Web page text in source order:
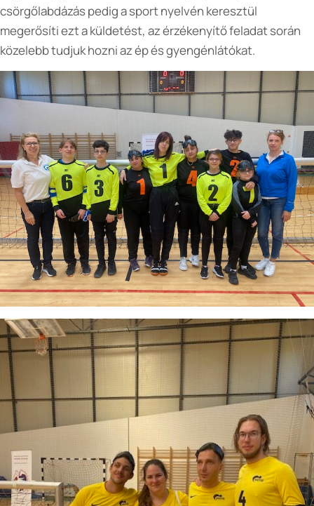
csörgőlabdázás pedig a sport nyelvén keresztül
megerősíti ezt a küldetést, az érzékenyítő feladat során
közelebb tudjuk hozni az ép és gyengénlátókat.